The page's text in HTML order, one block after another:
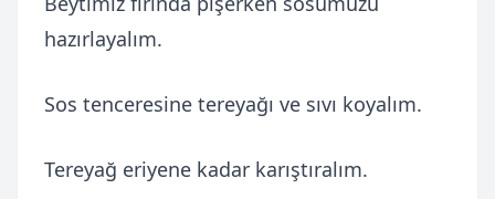
hazırlayalım.
Sos tenceresine tereyağı ve sıvı koyalım.
Tereyağ eriyene kadar karıştıralım.